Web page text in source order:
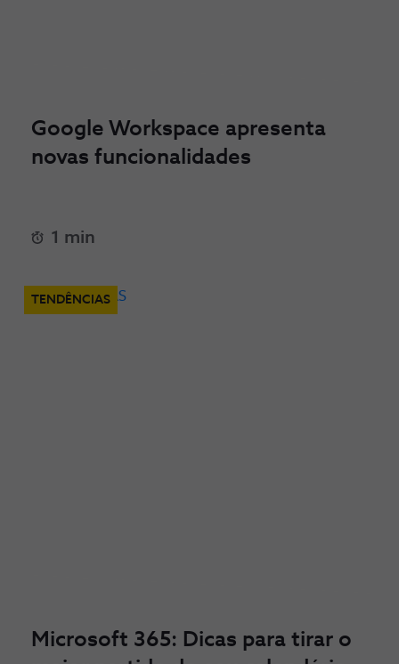
Google Workspace apresenta
novas funcionalidades
1 min
TENDÊNCIAS
Microsoft 365: Dicas para tirar o